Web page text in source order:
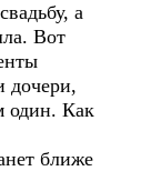
а
Вот
дочери,
один. Как
ближе